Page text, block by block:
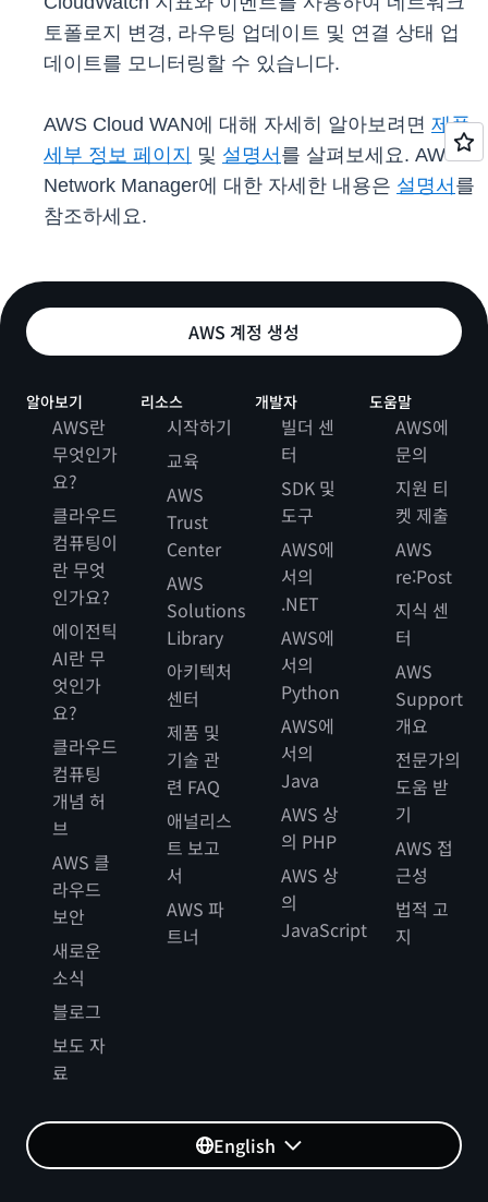
토폴로지 변경, 라우팅 업데이트 및 연결 상태 업
데이트를 모니터링할 수 있습니다.
AWS Cloud WAN에 대해 자세히 알아보려면 제품
세부 정보 페이지
및 설명서 를 살펴보세요. AWS
Network Manager에 대한 자세한 내용은 설명서 를
참조하세요.
AWS 계정 생성
알아보기
AWS란
무엇인가
요?
클라우드
컴퓨팅이
란 무엇
인가요?
에이전틱
AI란 무
엇인가
요?
클라우드
컴퓨팅
개념 허
브
AWS 클
라우드
보안
새로운
소식
블로그
보도 자
료
리소스
시작하기
교육
AWS
Trust
Center
AWS
Solutions
Library
아키텍처
센터
제품 및
기술 관
련 FAQ
애널리스
트 보고
서
AWS 파
트너
개발자
빌더 센
터
SDK 및
도구
AWS에
서의
.NET
AWS에
서의
Python
AWS에
서의
Java
AWS 상
의 PHP
AWS 상
의
JavaScript
도움말
AWS에
문의
지원 티
켓 제출
AWS
re:Post
지식 센
터
AWS
Support
개요
전문가의
도움 받
기
AWS 접
근성
법적 고
지
English